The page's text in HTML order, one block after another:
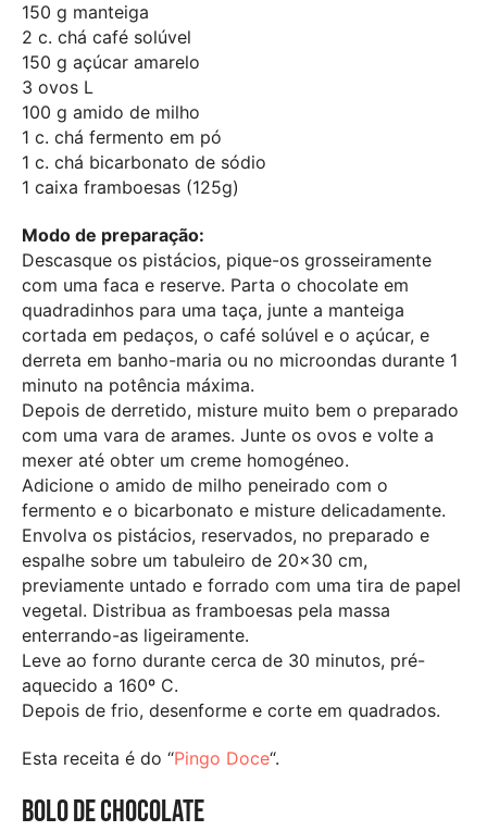
150 g manteiga
2 c. chá café solúvel
150 g açúcar amarelo
3 ovos L
100 g amido de milho
1 c. chá fermento em pó
1 c. chá bicarbonato de sódio
1 caixa framboesas (125g)
Modo de preparação:
Descasque os pistácios, pique-os grosseiramente
com uma faca e reserve. Parta o chocolate em
quadradinhos para uma taça, junte a manteiga
cortada em pedaços, o café solúvel e o açúcar, e
derreta em banho-maria ou no microondas durante 1
minuto na potência máxima.
Depois de derretido, misture muito bem o preparado
com uma vara de arames. Junte os ovos e volte a
mexer até obter um creme homogéneo.
Adicione o amido de milho peneirado com o
fermento e o bicarbonato e misture delicadamente.
Envolva os pistácios, reservados, no preparado e
espalhe sobre um tabuleiro de 20×30 cm,
previamente untado e forrado com uma tira de papel
vegetal. Distribua as framboesas pela massa
enterrando-as ligeiramente.
Leve ao forno durante cerca de 30 minutos, pré-
aquecido a 160º C.
Depois de frio, desenforme e corte em quadrados.
Esta receita é do “Pingo Doce“.
Bolo de chocolate